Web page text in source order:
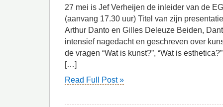
27 mei is Jef Verheijen de inleider van de
(aanvang 17.30 uur) Titel van zijn
Arthur Danto en Gilles Deleuze Beiden,
intensief nagedacht en geschreven over
de vragen “Wat is kunst?”, “Wat is
[…]
Read Full Post »